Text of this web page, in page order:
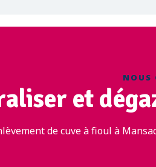
NOUS
et
de cuve à fioul à